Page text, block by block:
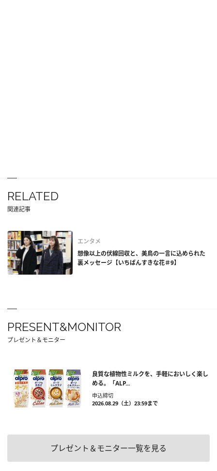
RELATED
関連記事
エンタメ
想像以上の伏線回収と、美鳥の一言に込められた
裏メッセージ【いちばんすきな花＃9】
PRESENT&MONITOR
プレゼント＆モニター
良質な植物性ミルクを、手軽においしく楽し
める。「ALP...
申込締切
2026.08.29（土）23:59まで
プレゼント＆モニター一覧を見る